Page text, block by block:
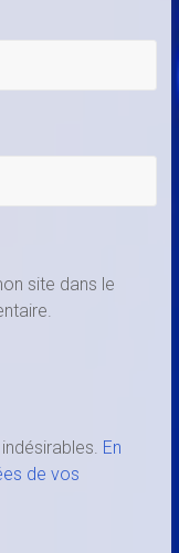
site dans le
En
de vos